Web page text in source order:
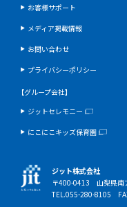
お客様サポート
メディア掲載情報
お問い合わせ
プライバシーポリシー
【グループ会社】
ジットセレモニー
にこにこキッズ保育園
ジット株式会社
〒400-0413 山梨県南
TEL.055-280-8105